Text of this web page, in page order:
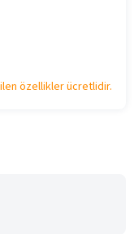
özellikler ücretlidir.